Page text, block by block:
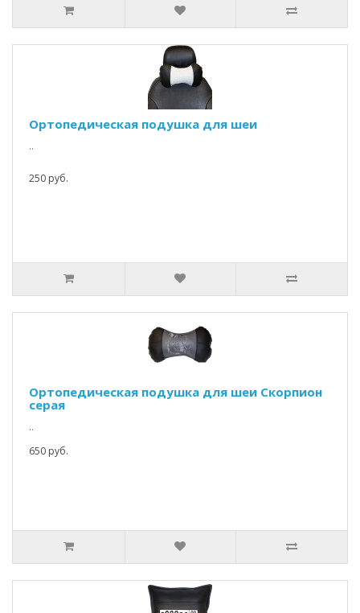
Ортопедическая подушка для шеи
..
250 руб.
Ортопедическая подушка для шеи Скорпион
серая
..
650 руб.